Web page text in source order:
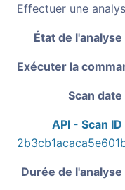
Effectuer une
État de l'analyse
Exécuter la
Scan date
API - Scan ID
Durée de l'analyse